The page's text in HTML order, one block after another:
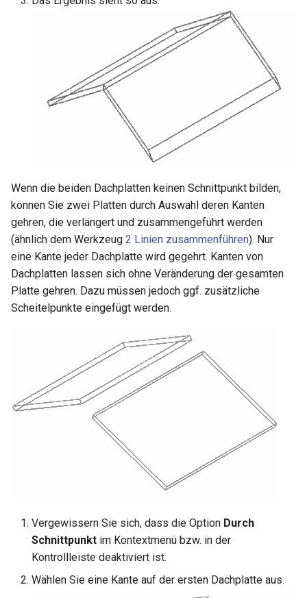
Wenn die beiden Dachplatten keinen Schnittpunkt bilden,
können Sie zwei Platten durch Auswahl deren Kanten
gehren, die verlängert und zusammengeführt werden
(ähnlich dem Werkzeug 2 Linien zusammenführen). Nur
eine Kante jeder Dachplatte wird gegehrt. Kanten von
Dachplatten lassen sich ohne Veränderung der gesamten
Platte gehren. Dazu müssen jedoch ggf. zusätzliche
Scheitelpunkte eingefügt werden.
Vergewissern Sie sich, dass die Option Durch
Schnittpunkt im Kontextmenü bzw. in der
Kontrollleiste deaktiviert ist.
Wählen Sie eine Kante auf der ersten Dachplatte aus.